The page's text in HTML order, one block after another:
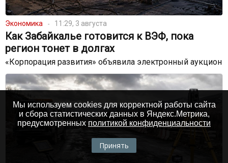
Экономика 11:29, 3 августа
Как Забайкалье готовится к ВЭФ, пока
регион тонет в долгах
«Корпорация развития» объявила электронный аукцион
Мы используем cookies для корректной работы сайта
и сбора статистических данных в Яндекс.Метрика,
предусмотренных политикой конфиденциальности
Принять